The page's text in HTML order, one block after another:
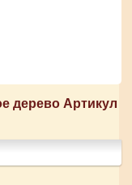
дерево Артикул